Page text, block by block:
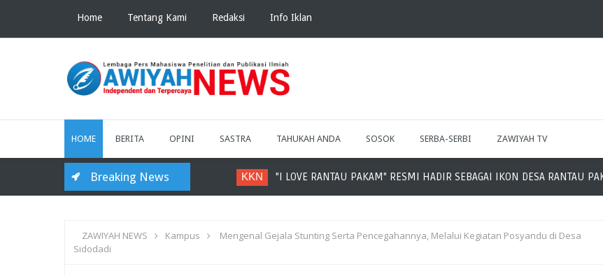
Home Tentang Kami Redaksi Info Iklan
HOME BERITA OPINI SASTRA TAHUKAH ANDA SOSOK SERBA-SERBI ZAWIYAH TV
Breaking News KKN "I LOVE RANTAU PAKAM" RESMI HADIR SEBAGAI IKON DESA RANTAU PAKAM
ZAWIYAH NEWS Kampus
Mengenal Gejala Stunting Serta Pencegahannya, Melalui Kegiatan Posyandu di Desa
Sidodadi